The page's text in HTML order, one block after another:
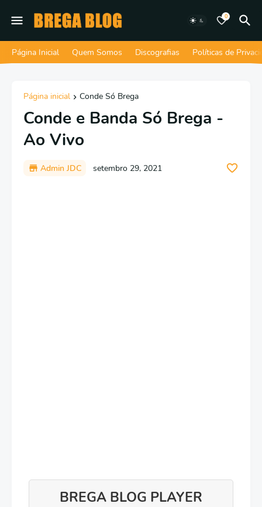
0
Página Inicial Quem Somos Discografias Políticas de
Página inicial Conde Só Brega
Conde e Banda Só Brega -
Ao Vivo
Admin JDC setembro 29, 2021
BREGA BLOG PLAYER